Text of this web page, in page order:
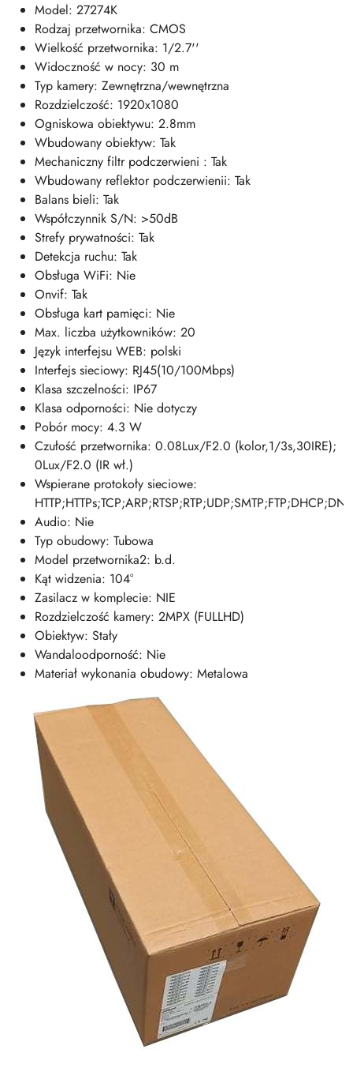
Model: 27274K
Rodzaj przetwornika: CMOS
Wielkość przetwornika: 1/2.7''
Widoczność w nocy: 30 m
Typ kamery: Zewnętrzna/wewnętrzna
Rozdzielczość: 1920x1080
Ogniskowa obiektywu: 2.8mm
Wbudowany obiektyw: Tak
Mechaniczny filtr podczerwieni : Tak
Wbudowany reflektor podczerwienii: Tak
Balans bieli: Tak
Współczynnik S/N: >50dB
Strefy prywatności: Tak
Detekcja ruchu: Tak
Obsługa WiFi: Nie
Onvif: Tak
Obsługa kart pamięci: Nie
Max. liczba użytkowników: 20
Język interfejsu WEB: polski
Interfejs sieciowy: RJ45(10/100Mbps)
Klasa szczelności: IP67
Klasa odporności: Nie dotyczy
Pobór mocy: 4.3 W
Czułość przetwornika: 0.08Lux/F2.0 (kolor,1/3s,30IRE);
0Lux/F2.0 (IR wł.)
Wspierane protokoły sieciowe:
Audio: Nie
Typ obudowy: Tubowa
Model przetwornika2: b.d.
Kąt widzenia: 104°
Zasilacz w komplecie: NIE
Rozdzielczość kamery: 2MPX (FULLHD)
Obiektyw: Stały
Wandaloodporność: Nie
Materiał wykonania obudowy: Metalowa